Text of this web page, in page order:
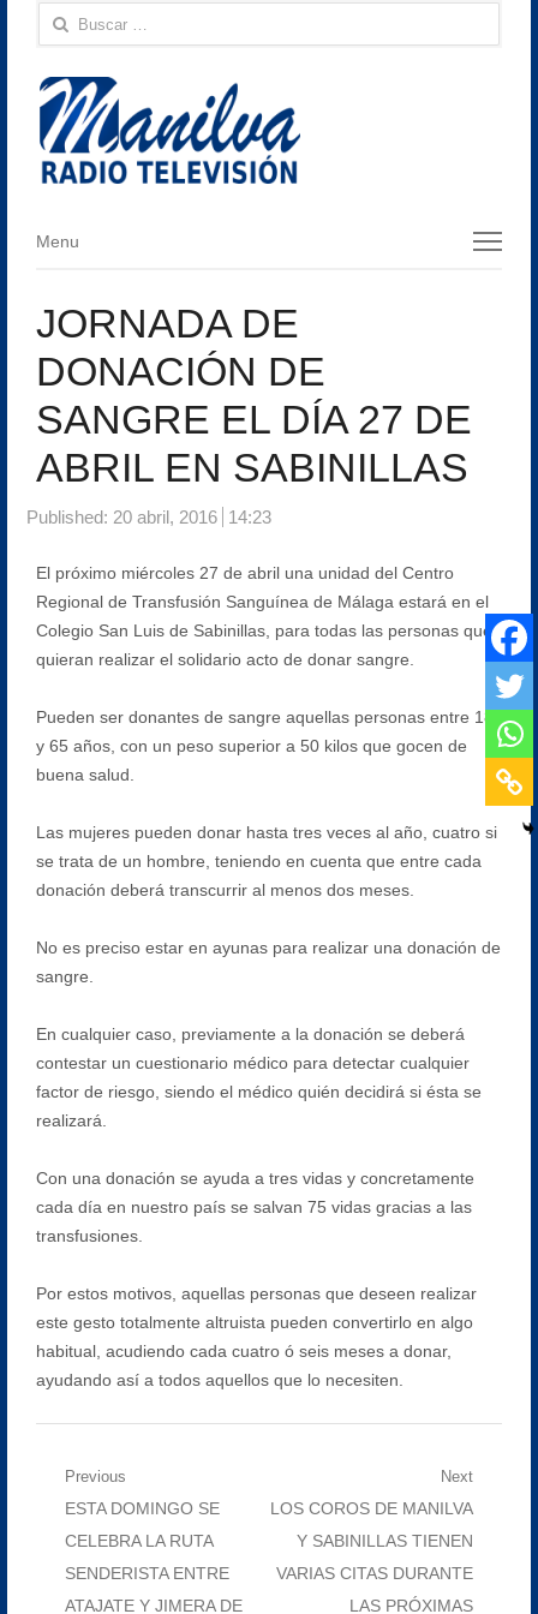
Buscar:
Menu
Menu
JORNADA DE
DONACIÓN DE
SANGRE EL DÍA 27 DE
ABRIL EN SABINILLAS
Published: 20 abril, 2016 14:23
El próximo miércoles 27 de abril una unidad del Centro
Regional de Transfusión Sanguínea de Málaga estará en el
Colegio San Luis de Sabinillas, para todas las personas que
quieran realizar el solidario acto de donar sangre.
Pueden ser donantes de sangre aquellas personas entre 18
y 65 años, con un peso superior a 50 kilos que gocen de
buena salud.
Las mujeres pueden donar hasta tres veces al año, cuatro si
se trata de un hombre, teniendo en cuenta que entre cada
donación deberá transcurrir al menos dos meses.
No es preciso estar en ayunas para realizar una donación de
sangre.
En cualquier caso, previamente a la donación se deberá
contestar un cuestionario médico para detectar cualquier
factor de riesgo, siendo el médico quién decidirá si ésta se
realizará.
Con una donación se ayuda a tres vidas y concretamente
cada día en nuestro país se salvan 75 vidas gracias a las
transfusiones.
Por estos motivos, aquellas personas que deseen realizar
este gesto totalmente altruista pueden convertirlo en algo
habitual, acudiendo cada cuatro ó seis meses a donar,
ayudando así a todos aquellos que lo necesiten.
Navegación
entradas
Previous
Previous
post:
ESTA DOMINGO SE
CELEBRA LA RUTA
SENDERISTA ENTRE
ATAJATE Y JIMERA DE
Next
Next
post:
LOS COROS DE MANILVA
Y SABINILLAS TIENEN
VARIAS CITAS DURANTE
LAS PRÓXIMAS